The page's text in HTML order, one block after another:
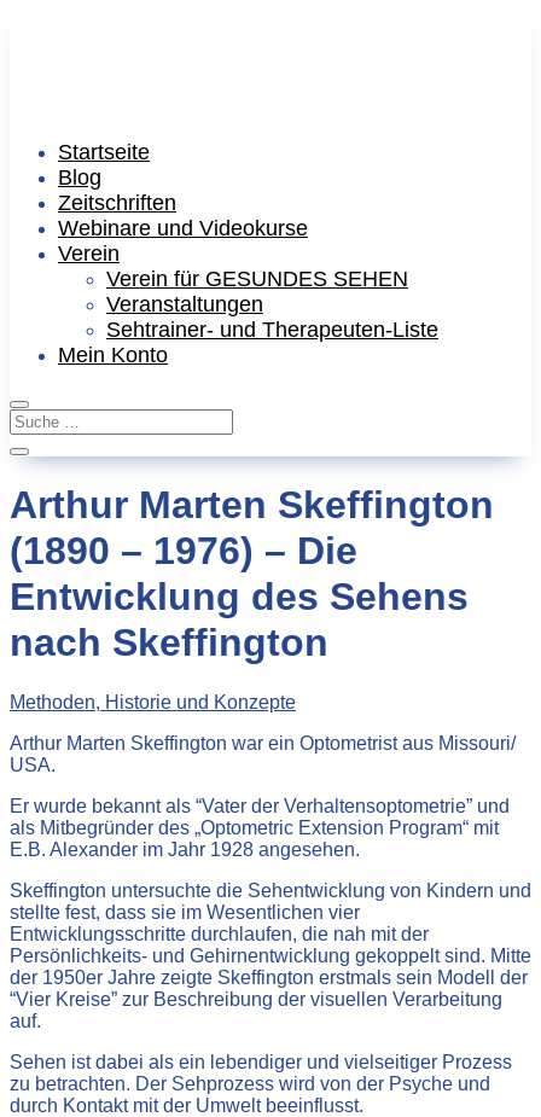
Startseite
Blog
Zeitschriften
Webinare und Videokurse
Verein
Verein für GESUNDES SEHEN
Veranstaltungen
Sehtrainer- und Therapeuten-Liste
Mein Konto
Arthur Marten Skeffington
(1890 – 1976) – Die
Entwicklung des Sehens
nach Skeffington
Methoden, Historie und Konzepte
Arthur Marten Skeffington war ein Optometrist aus Missouri/
USA.
Er wurde bekannt als “Vater der Verhaltensoptometrie” und
als Mitbegründer des „Optometric Extension Program“ mit
E.B. Alexander im Jahr 1928 angesehen.
Skeffington untersuchte die Sehentwicklung von Kindern und
stellte fest, dass sie im Wesentlichen vier
Entwicklungsschritte durchlaufen, die nah mit der
Persönlichkeits- und Gehirnentwicklung gekoppelt sind. Mitte
der 1950er Jahre zeigte Skeffington erstmals sein Modell der
“Vier Kreise” zur Beschreibung der visuellen Verarbeitung
auf.
Sehen ist dabei als ein lebendiger und vielseitiger Prozess
zu betrachten. Der Sehprozess wird von der Psyche und
durch Kontakt mit der Umwelt beeinflusst.